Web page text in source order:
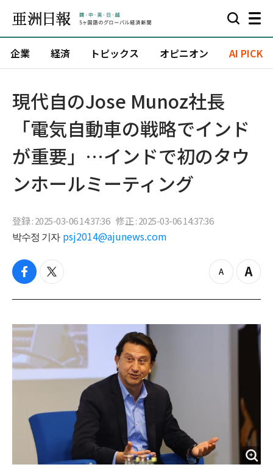
企業 経済 トピックス オピニオン AI PICK
現代自のJose Munoz社長
「電気自動車の戦略でインド
が重要」…インドで初のタウ
ンホールミーティング
登録 : 2025-03-06 14:37:36 修正 : 2025-03-06 14:37:36
박수정 기자 psj2014@ajunews.com
f
c
b
o
o
k
t
i
t
z
o
o
Z
o
i